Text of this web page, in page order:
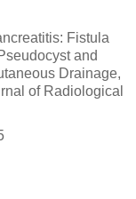
Fistula
and
Drainage,
of Radiological